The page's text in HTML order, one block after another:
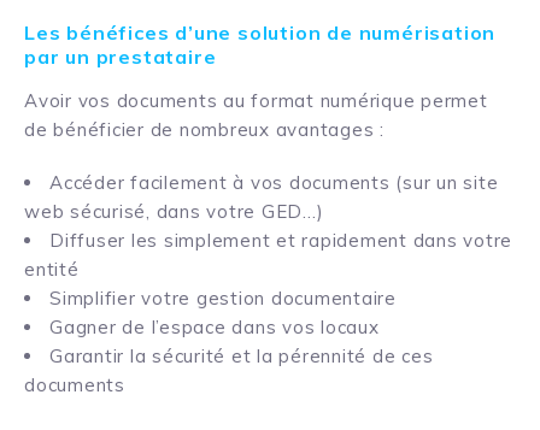
Les bénéfices d’une solution de numérisation
par un prestataire
Avoir vos documents au format numérique permet
de bénéficier de nombreux avantages :
Accéder facilement à vos documents (sur un site
web sécurisé, dans votre GED…)
Diffuser les simplement et rapidement dans votre
entité
Simplifier votre gestion documentaire
Gagner de l’espace dans vos locaux
Garantir la sécurité et la pérennité de ces
documents